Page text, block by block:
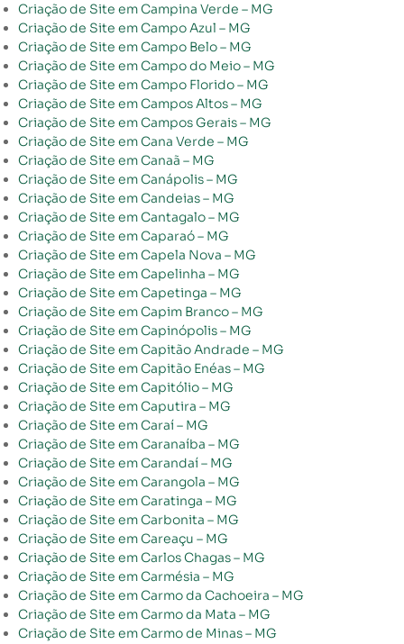
Criação de Site em Campina Verde – MG
Criação de Site em Campo Azul – MG
Criação de Site em Campo Belo – MG
Criação de Site em Campo do Meio – MG
Criação de Site em Campo Florido – MG
Criação de Site em Campos Altos – MG
Criação de Site em Campos Gerais – MG
Criação de Site em Cana Verde – MG
Criação de Site em Canaã – MG
Criação de Site em Canápolis – MG
Criação de Site em Candeias – MG
Criação de Site em Cantagalo – MG
Criação de Site em Caparaó – MG
Criação de Site em Capela Nova – MG
Criação de Site em Capelinha – MG
Criação de Site em Capetinga – MG
Criação de Site em Capim Branco – MG
Criação de Site em Capinópolis – MG
Criação de Site em Capitão Andrade – MG
Criação de Site em Capitão Enéas – MG
Criação de Site em Capitólio – MG
Criação de Site em Caputira – MG
Criação de Site em Caraí – MG
Criação de Site em Caranaíba – MG
Criação de Site em Carandaí – MG
Criação de Site em Carangola – MG
Criação de Site em Caratinga – MG
Criação de Site em Carbonita – MG
Criação de Site em Careaçu – MG
Criação de Site em Carlos Chagas – MG
Criação de Site em Carmésia – MG
Criação de Site em Carmo da Cachoeira – MG
Criação de Site em Carmo da Mata – MG
Criação de Site em Carmo de Minas – MG